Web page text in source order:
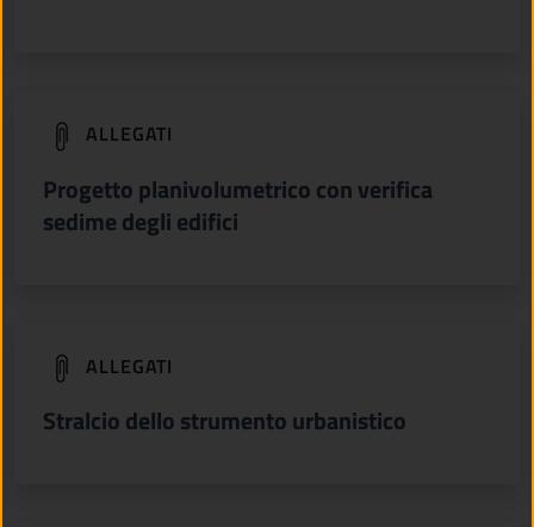
ALLEGATI
Progetto planivolumetrico con verifica
sedime degli edifici
(apre in un'altra scheda).
ALLEGATI
Stralcio dello strumento urbanistico
(apre in un'altra scheda).